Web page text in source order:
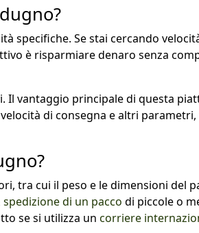
specifiche. Se stai cercando
è risparmiare denaro senza
vantaggio principale di questa
di consegna e altri
tra cui il peso e le dimensioni del
spedizione di un pacco di piccole o
se si utilizza un corriere